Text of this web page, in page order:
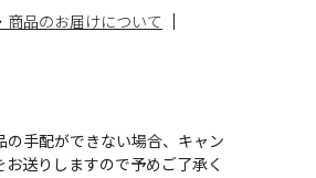
商品のお届けについて
手配ができない場合、キャン
送りしますので予めご了承く